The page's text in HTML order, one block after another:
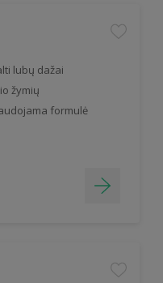
lubų dažai
žymių
formulė